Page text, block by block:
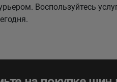
Воспользуйтесь